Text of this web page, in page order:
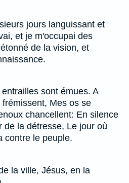
jours languissant et
et je m'occupai des
de la vision, et
sont émues. A
Mes os se
chancellent: En silence
de la détresse, Le jour où
contre le peuple.
la ville, Jésus, en la